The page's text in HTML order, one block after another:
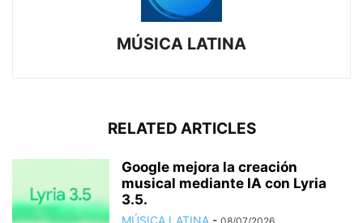
MÚSICA LATINA
RELATED ARTICLES
Google mejora la creación
musical mediante IA con Lyria
3.5.
MÚSICA LATINA -